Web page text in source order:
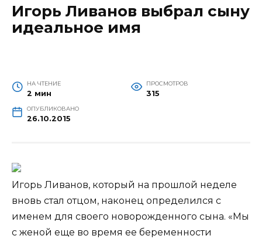
Игорь Ливанов выбрал сыну
идеальное имя
НА ЧТЕНИЕ
2 мин
ПРОСМОТРОВ
315
ОПУБЛИКОВАНО
26.10.2015
Игорь Ливанов, который на прошлой неделе
вновь стал отцом, наконец определился с
именем для своего новорожденного сына. «Мы
с женой еще во время ее беременности